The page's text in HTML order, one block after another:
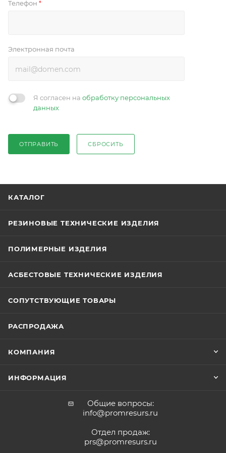
Телефон *
Электронная почта
Я согласен на обработку персональных
данных
ОТПРАВИТЬ СБРОСИТЬ
КАТАЛОГ
РЕЗИНОВЫЕ ТЕХНИЧЕСКИЕ ИЗДЕЛИЯ
ПОЛИМЕРНЫЕ ИЗДЕЛИЯ
АСБЕСТОВЫЕ ТЕХНИЧЕСКИЕ ИЗДЕЛИЯ
СОПУТСТВУЮЩИЕ ТОВАРЫ
РАСПРОДАЖА
КОМПАНИЯ
ИНФОРМАЦИЯ
Общие вопросы:
info@promresurs.ru
Отдел продаж:
prs@promresurs.ru